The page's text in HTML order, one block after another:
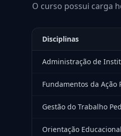
O curso possui carga
Disciplinas
Administração de
Fundamentos da Ação
Gestão do Trabalho
Orientação